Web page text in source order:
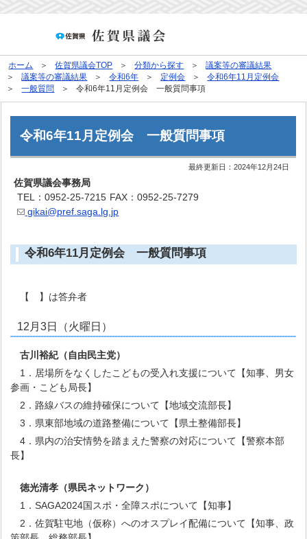
ホーム 佐賀県議会TOP 分類から探す
議案等の審議結果
議案等の審議結果
令和6年 定例会
令和6年11月定例会
一般質問
令和6年11月定例会 一般質問事項
令和6年11月定例会 一般質問事項
最終更新日：2024年12月24日
佐賀県議会事務局
TEL：0952-25-7215 FAX：0952-25-7279
gikai@pref.saga.lg.jp
令和6年11月定例会 一般質問事項
【 】は答弁者
12月3日（火曜日）
古川裕紀（自由民主党）
1．居場所をなくしたこどもの受入れ支援について【知事、男女
参画・こども局長】
2．路線バスの維持確保について【地域交流部長】
3．県東部地域の道路整備について【県土整備部長】
4．県内の治安情勢を踏まえた警察の対応について【警察本部
長】
徳光清孝 （県民ネットワーク）
1．SAGA2024国スポ・全障スポについて【知事】
2．佐賀駐屯地（仮称）へのオスプレイ配備について【知事、政